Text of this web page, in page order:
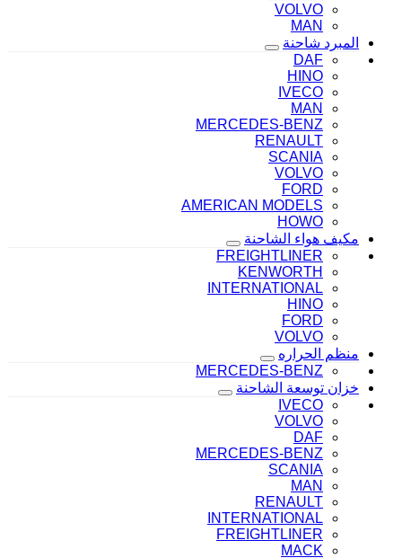
VOLVO
MAN
المبرد شاحنة
DAF
HINO
IVECO
MAN
MERCEDES-BENZ
RENAULT
SCANIA
VOLVO
FORD
AMERICAN MODELS
HOWO
مكيف هواء الشاحنة
FREIGHTLINER
KENWORTH
INTERNATIONAL
HINO
FORD
VOLVO
منظم الحراره
MERCEDES-BENZ
خزان توسعة الشاحنة
IVECO
VOLVO
DAF
MERCEDES-BENZ
SCANIA
MAN
RENAULT
INTERNATIONAL
FREIGHTLINER
MACK